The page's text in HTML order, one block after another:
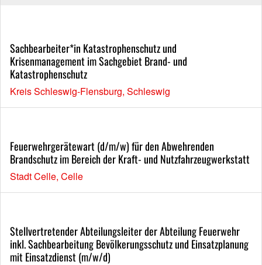
Sachbearbeiter*in Katastrophenschutz und
Krisenmanagement im Sachgebiet Brand- und
Katastrophenschutz
Kreis Schleswig-Flensburg, Schleswig
Feuerwehrgerätewart (d/m/w) für den Abwehrenden
Brandschutz im Bereich der Kraft- und Nutzfahrzeugwerkstatt
Stadt Celle, Celle
Stellvertretender Abteilungsleiter der Abteilung Feuerwehr
inkl. Sachbearbeitung Bevölkerungsschutz und Einsatzplanung
mit Einsatzdienst (m/w/d)